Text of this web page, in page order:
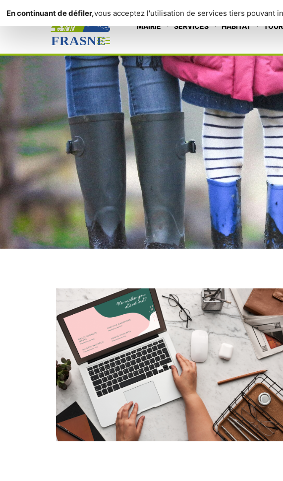
MAIRIE SERVICES HABITAT
Le numérique pour tous
Le numérique pour tous
En continuant de défiler,vous acceptez l'utilisation de services tiers pouvant